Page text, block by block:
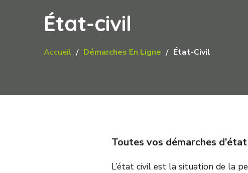
État-civil
Accueil Démarches En Ligne État-Civil
Toutes vos démarches
L’état civil est la situation de la